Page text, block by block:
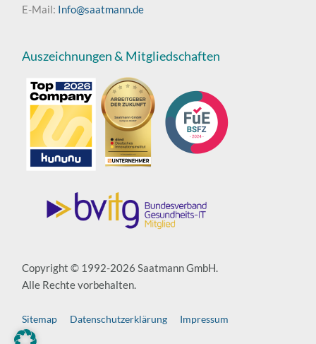
E-Mail: Info@saatmann.de
Auszeichnungen & Mitgliedschaften
Copyright © 1992-2026 Saatmann GmbH.
Alle Rechte vorbehalten.
Sitemap Datenschutzerklärung Impressum